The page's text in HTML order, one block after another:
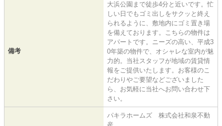
備考
大浜公園まで徒歩4分と近いです。忙
しい日でもゴミ出しをサクッと終え
られるように、敷地内にゴミ置き場
を備えております。こちらの物件は
アパートです。ニーズの高い、平成3
0年築の物件で、オシャレな室内が魅
力的。当社スタッフが地域の賃貸情
報をご提供いたします。お客様のこ
だわりやご要望などございました
ら、お気軽に当社へお問い合わせ下
さい。
パキラホームズ 株式会社和泉不動